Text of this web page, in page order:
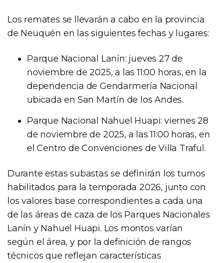
Los remates se llevarán a cabo en la provincia
de Neuquén en las siguientes fechas y lugares:
Parque Nacional Lanín: jueves 27 de
noviembre de 2025, a las 11:00 horas, en la
dependencia de Gendarmería Nacional
ubicada en San Martín de los Andes.
Parque Nacional Nahuel Huapi: viernes 28
de noviembre de 2025, a las 11:00 horas, en
el Centro de Convenciones de Villa Traful.
Durante estas subastas se definirán los turnos
habilitados para la temporada 2026, junto con
los valores base correspondientes a cada una
de las áreas de caza de los Parques Nacionales
Lanín y Nahuel Huapi. Los montos varían
según el área, y por la definición de rangos
técnicos que reflejan características